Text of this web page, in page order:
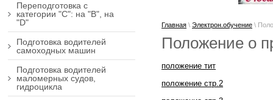
Главная \ Электрон.обучение \
Положение о
положение тит
положение стр.2
Переподготовка с
категории "С": на "В", на
"D"
Подготовка водителей
самоходных машин
Подготовка водителей
маломерных судов,
гидроцикла